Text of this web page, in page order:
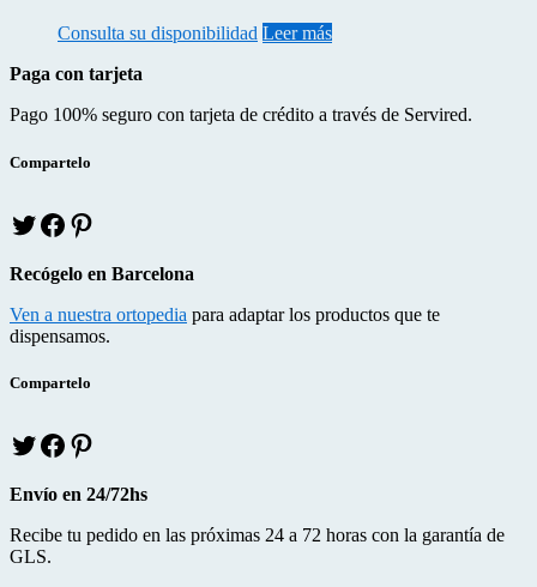
Consulta su disponibilidad Leer más
Paga con tarjeta
Pago 100% seguro con tarjeta de crédito a través de Servired.
Compartelo
T
w
t
e
r
f
c
e
o
o
t
e
r
e
Recógelo en Barcelona
Ven a nuestra ortopedia para adaptar los productos que te
dispensamos.
Compartelo
T
w
t
t
e
r
f
e
b
o
n
t
r
Envío en 24/72hs
Recibe tu pedido en las próximas 24 a 72 horas con la garantía de
GLS.